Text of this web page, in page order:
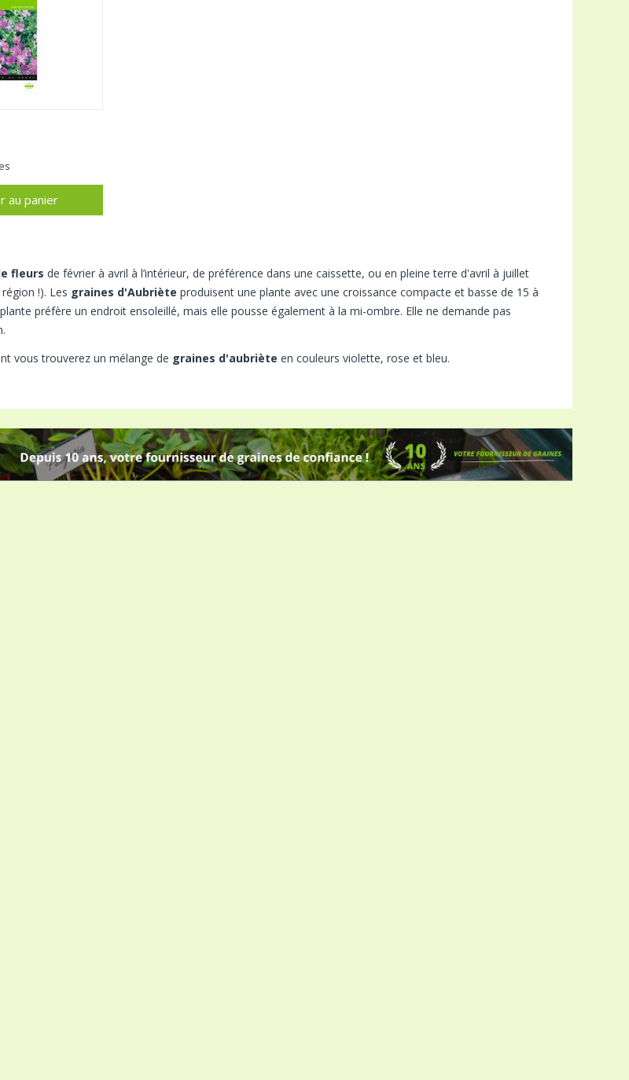
au panier
fleurs de février à avril à l’intérieur, de préférence dans une caissette, ou en pleine terre d'avril à juillet
!). Les graines d'Aubriète produisent une plante avec une croissance compacte et basse de 15 à
préfère un endroit ensoleillé, mais elle pousse également à la mi-ombre. Elle ne demande pas
vous trouverez un mélange de graines d'aubriète en couleurs violette, rose et bleu.